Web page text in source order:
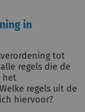
in
tot
regels die de
het
regels uit de
hiervoor?